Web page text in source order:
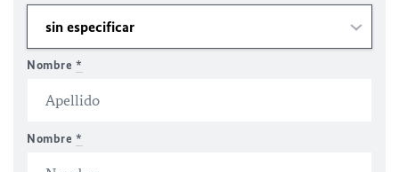
Nombre *
Nombre *